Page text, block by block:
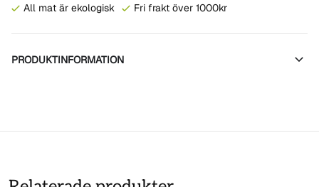
All mat är ekologisk
Fri frakt över 1000kr
PRODUKTINFORMATION